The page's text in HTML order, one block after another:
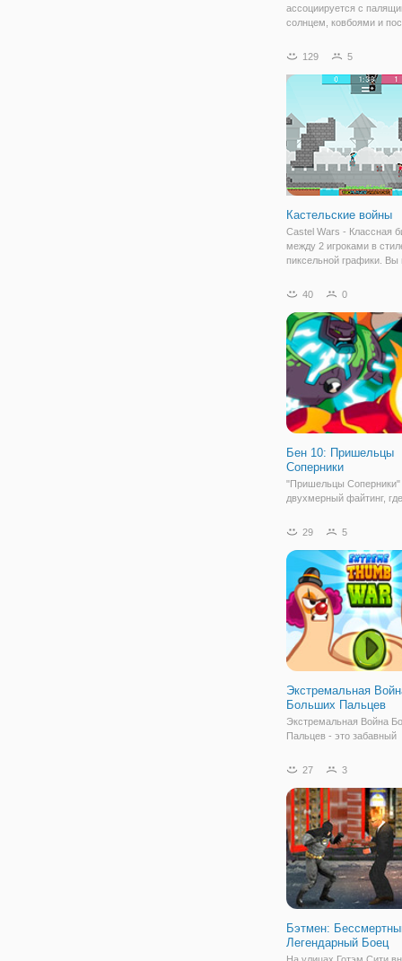
ассоциируется с
солнцем, ковбоями и
"Драки в Баре 2"
западе продолжаются
129 5
Кастельские войны
Castel Wars - Классная
между 2 игроками в
пиксельной графики. Вы
убежать или поймать
урона противнику,
катапульту в
40 0
Бен 10: Пришельцы
Соперники
"Пришельцы
двухмерный файтинг, где
схлестнуться со
разнести в злодеев в
Тогда, за дело! Чтобы
выберите режим.
29 5
Экстремальная
Больших Пальцев
Экстремальная Война
Пальцев - это забавный
основанный на
забавно выглядящий
палец и победите своего
противника!
27 3
Бэтмен:
Легендарный Боец
На улицах Готэм Сити